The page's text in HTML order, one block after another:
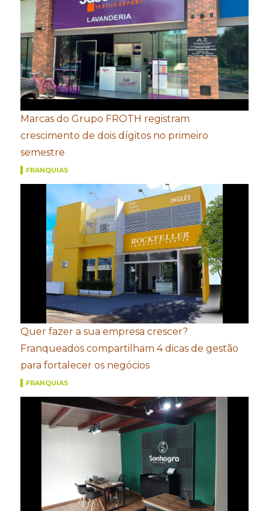
Marcas do Grupo FROTH registram
crescimento de dois dígitos no primeiro
semestre
FRANQUIAS
Quer fazer a sua empresa crescer?
Franqueados compartilham 4 dicas de gestão
para fortalecer os negócios
FRANQUIAS